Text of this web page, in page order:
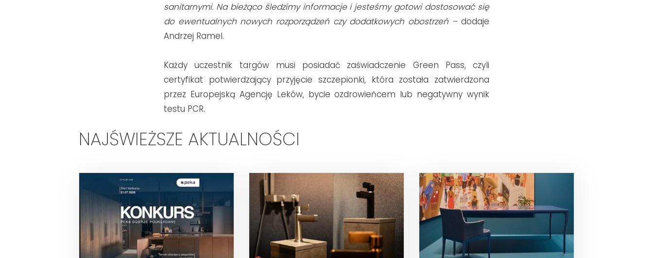
sanitarnymi. Na bieżąco śledzimy informacje i jesteśmy gotowi dostosować się
do ewentualnych nowych rozporządzeń czy dodatkowych obostrzeń – dodaje
Andrzej Ramel.
Każdy uczestnik targów musi posiadać zaświadczenie Green Pass, czyli
certyfikat potwierdzający przyjęcie szczepionki, która została zatwierdzona
przez Europejską Agencję Leków, bycie ozdrowieńcem lub negatywny wynik
testu PCR.
NAJŚWIEŻSZE AKTUALNOŚCI